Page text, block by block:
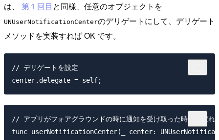
は、 第１回目 と同様、任意のオブジェクトを
UNUserNotificationCenterのデリゲートにして、デリゲート
メソッドを実装すれば OK です。
// デリゲートを設定
// アプリがフォアグラウンドの時に通知を受け取った時に呼ばれ
func userNotificationCenter(_ center: